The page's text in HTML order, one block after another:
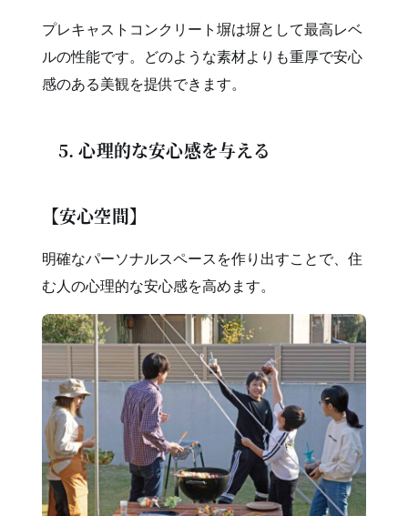
プレキャストコンクリート塀は塀として最高レベ
ルの性能です。どのような素材よりも重厚で安心
感のある美観を提供できます。
5. 心理的な安心感を与える
【安心空間】
明確なパーソナルスペースを作り出すことで、住
む人の心理的な安心感を高めます。